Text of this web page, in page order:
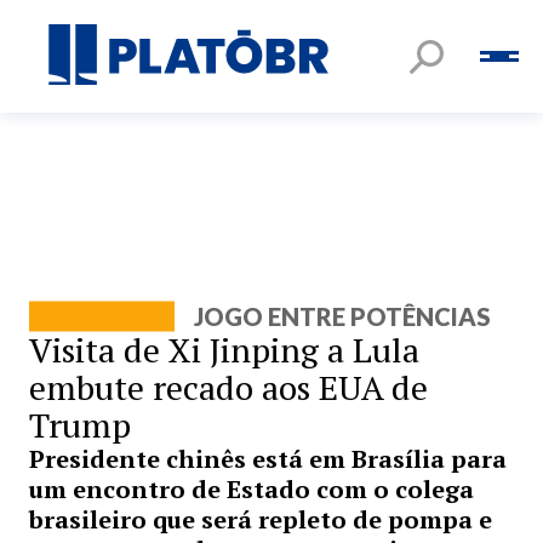
JOGO ENTRE POTÊNCIAS
Visita de Xi Jinping a Lula
embute recado aos EUA de
Trump
Presidente chinês está em Brasília para
um encontro de Estado com o colega
brasileiro que será repleto de pompa e